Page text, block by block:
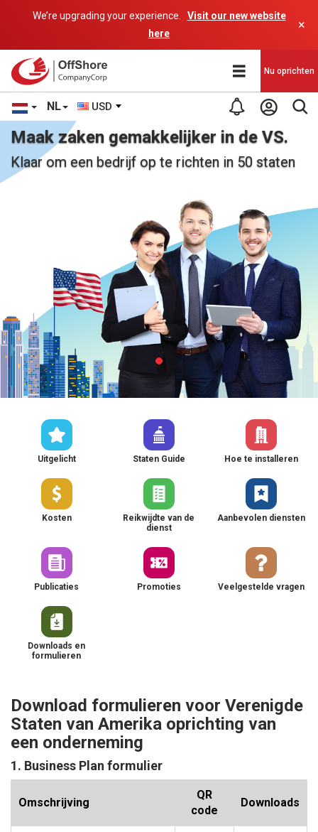
We’re upgrading your experience.
Visit our new website
here
×
NL USD
Nu oprichten
Maak zaken gemakkelijker in de VS.
Klaar om een bedrijf op te richten in 50 staten
Uitgelicht Staten Guide Hoe te installeren
Kosten
Reikwijdte van de
dienst
Aanbevolen diensten
Publicaties Promoties Veelgestelde vragen
Downloads en
formulieren
Download formulieren voor Verenigde
Staten van Amerika oprichting van
een onderneming
1. Business Plan formulier
Omschrijving
QR
code
Downloads